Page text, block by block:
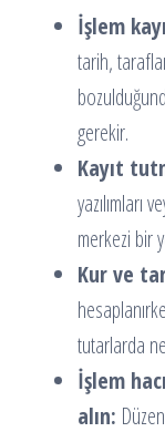
İşlem
tarih,
gerekir.
Kayıt
yazılımları
merkezi bir
Kur ve
tutarlarda
İşlem
alın: